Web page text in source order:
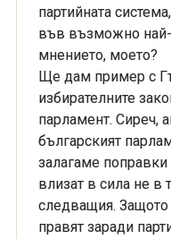
партийната
във възможно
мнението, моето?
Ще дам пример с
избирателните
парламент. Сиреч,
българският
залагаме
влизат в сила не в
следващия.
правят заради